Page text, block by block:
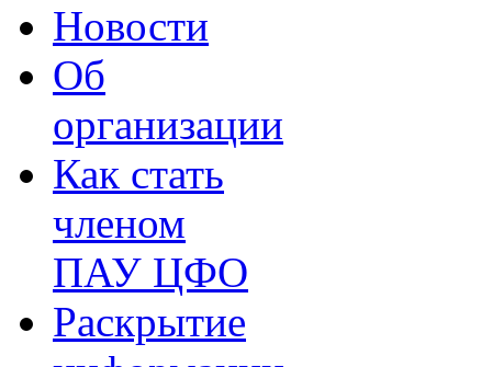
Новости
Об
организации
Как стать
членом
ПАУ ЦФО
Раскрытие